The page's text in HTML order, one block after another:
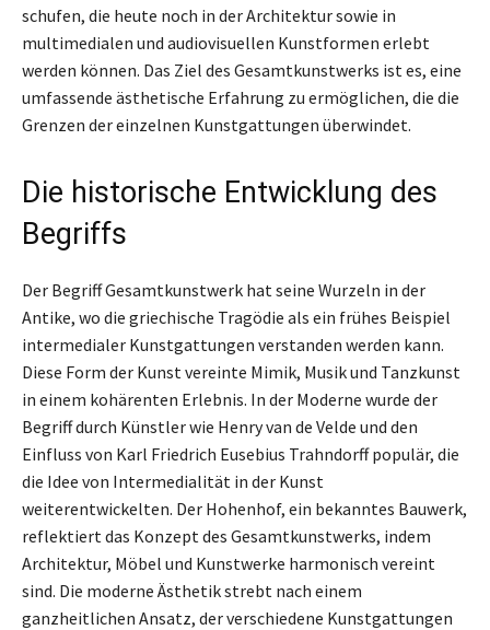
schufen, die heute noch in der Architektur sowie in
multimedialen und audiovisuellen Kunstformen erlebt
werden können. Das Ziel des Gesamtkunstwerks ist es, eine
umfassende ästhetische Erfahrung zu ermöglichen, die die
Grenzen der einzelnen Kunstgattungen überwindet.
Die historische Entwicklung des
Begriffs
Der Begriff Gesamtkunstwerk hat seine Wurzeln in der
Antike, wo die griechische Tragödie als ein frühes Beispiel
intermedialer Kunstgattungen verstanden werden kann.
Diese Form der Kunst vereinte Mimik, Musik und Tanzkunst
in einem kohärenten Erlebnis. In der Moderne wurde der
Begriff durch Künstler wie Henry van de Velde und den
Einfluss von Karl Friedrich Eusebius Trahndorff populär, die
die Idee von Intermedialität in der Kunst
weiterentwickelten. Der Hohenhof, ein bekanntes Bauwerk,
reflektiert das Konzept des Gesamtkunstwerks, indem
Architektur, Möbel und Kunstwerke harmonisch vereint
sind. Die moderne Ästhetik strebt nach einem
ganzheitlichen Ansatz, der verschiedene Kunstgattungen